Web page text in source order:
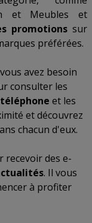
et Meubles et
promotions sur
préférées.
avez besoin
consulter les
et les
et découvrez
chacun d'eux.
recevoir des e-
. Il vous
à profiter